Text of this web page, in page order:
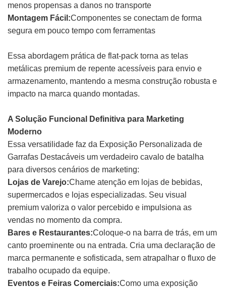
menos propensas a danos no transporte
Montagem Fácil:Componentes se conectam de forma
segura em pouco tempo com ferramentas
Essa abordagem prática de flat-pack torna as telas
metálicas premium de repente acessíveis para envio e
armazenamento, mantendo a mesma construção robusta e
impacto na marca quando montadas.
A Solução Funcional Definitiva para Marketing
Moderno
Essa versatilidade faz da Exposição Personalizada de
Garrafas Destacáveis um verdadeiro cavalo de batalha
para diversos cenários de marketing:
Lojas de Varejo:Chame atenção em lojas de bebidas,
supermercados e lojas especializadas. Seu visual
premium valoriza o valor percebido e impulsiona as
vendas no momento da compra.
Bares e Restaurantes:Coloque-o na barra de trás, em um
canto proeminente ou na entrada. Cria uma declaração de
marca permanente e sofisticada, sem atrapalhar o fluxo de
trabalho ocupado da equipe.
Eventos e Feiras Comerciais:Como uma exposição